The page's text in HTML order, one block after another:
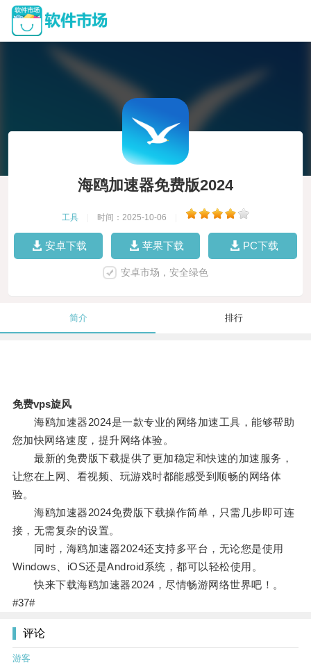
海鸥加速器免费版2024
工具 时间：2025-10-06
安卓下载 苹果下载 PC下载
安卓市场，安全绿色
简介 排行
免费vps旋风
海鸥加速器2024是一款专业的网络加速工具，能够帮助
您加快网络速度，提升网络体验。
最新的免费版下载提供了更加稳定和快速的加速服务，
让您在上网、看视频、玩游戏时都能感受到顺畅的网络体
验。
海鸥加速器2024免费版下载操作简单，只需几步即可连
接，无需复杂的设置。
同时，海鸥加速器2024还支持多平台，无论您是使用
Windows、iOS还是Android系统，都可以轻松使用。
快来下载海鸥加速器2024，尽情畅游网络世界吧！。
#37#
评论
游客